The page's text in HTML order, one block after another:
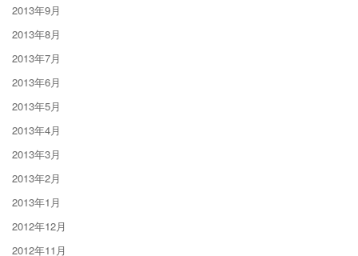
2013年9月
2013年8月
2013年7月
2013年6月
2013年5月
2013年4月
2013年3月
2013年2月
2013年1月
2012年12月
2012年11月